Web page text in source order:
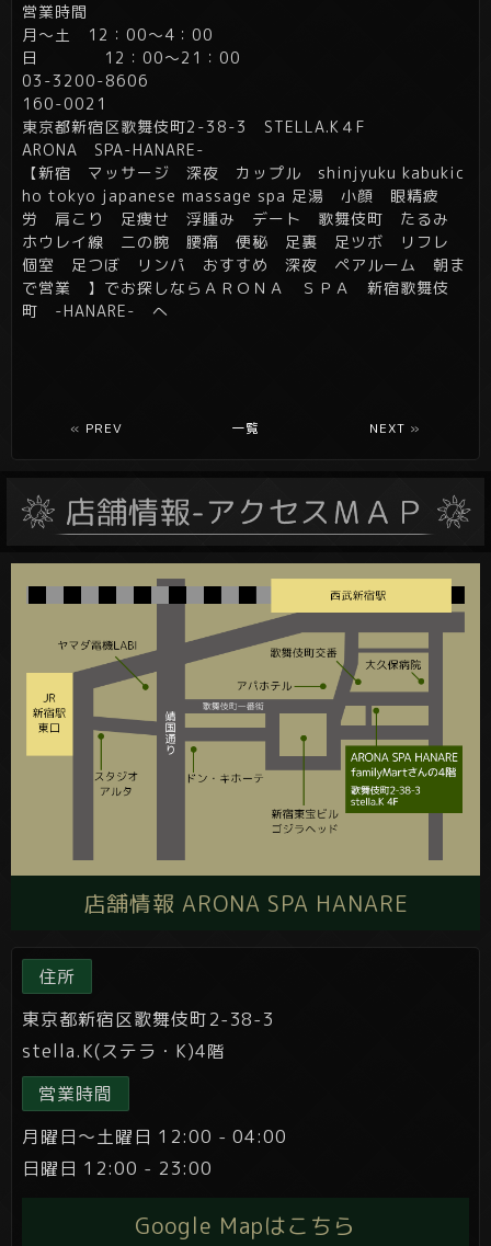
営業時間
月～土 12：00～4：00
日 12：00～21：00
03-3200-8606
160-0021
東京都新宿区歌舞伎町2-38-3 STELLA.K４F
ARONA SPA-HANARE-
【新宿 マッサージ 深夜 カップル shinjyuku kabukic
ho tokyo japanese massage spa 足湯 小顔 眼精疲
労 肩こり 足痩せ 浮腫み デート 歌舞伎町 たるみ
ホウレイ線 二の腕 腰痛 便秘 足裏 足ツボ リフレ
個室 足つぼ リンパ おすすめ 深夜 ペアルーム 朝ま
で営業 】でお探しならＡＲＯＮＡ ＳＰＡ 新宿歌舞伎
町 -HANARE- へ
« PREV 一覧 NEXT »
店舗情報 ARONA SPA HANARE
住所
東京都新宿区歌舞伎町2-38-3
stella.K(ステラ・K)4階
営業時間
月曜日～土曜日 12:00 - 04:00
日曜日 12:00 - 23:00
Google Mapはこちら